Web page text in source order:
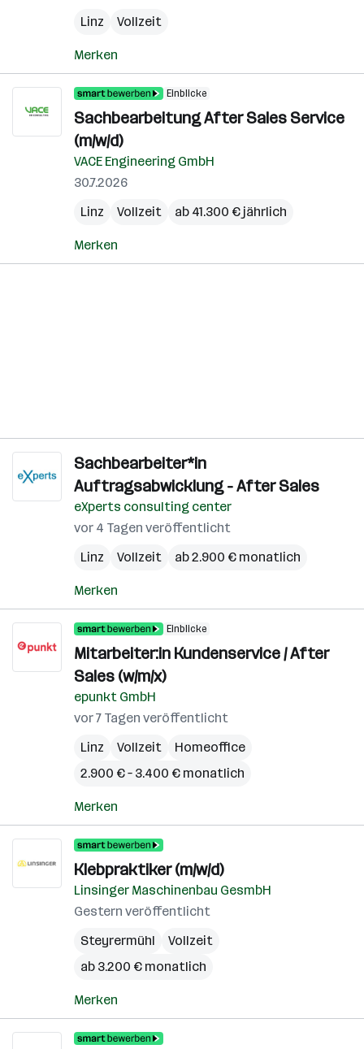
Linz Vollzeit
Merken
Einblicke
Sachbearbeitung After Sales Service
(m/w/d)
VACE Engineering GmbH
30.7.2026
Linz
Vollzeit ab 41.300 € jährlich
Merken
Sachbearbeiter*in
Auftragsabwicklung - After Sales
eXperts consulting center
vor 4 Tagen veröffentlicht
Linz
Vollzeit ab 2.900 € monatlich
Merken
Einblicke
Mitarbeiter:in Kundenservice / After
Sales (w/m/x)
epunkt GmbH
vor 7 Tagen veröffentlicht
Linz
Vollzeit
Homeoffice
2.900 € – 3.400 € monatlich
Merken
Klebpraktiker (m/w/d)
Linsinger Maschinenbau GesmbH
Gestern veröffentlicht
Steyrermühl
Vollzeit
ab 3.200 € monatlich
Merken